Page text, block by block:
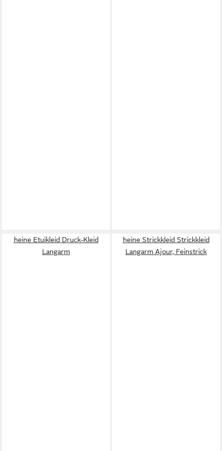
heine Etuikleid Druck-Kleid
Langarm
heine Strickkleid Strickkleid
Langarm Ajour, Feinstrick